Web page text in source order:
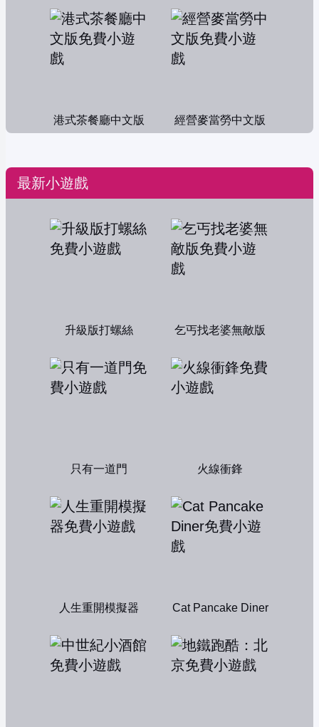
港式茶餐廳中文版 經營麥當勞中文版
最新小遊戲
升級版打螺絲 乞丐找老婆無敵版
只有一道門 火線衝鋒
人生重開模擬器 Cat Pancake Diner